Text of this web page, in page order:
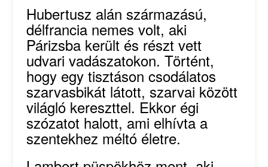
Hubertusz alán származású,
délfrancia nemes volt, aki
Párizsba került és részt vett
udvari vadászatokon. Történt,
hogy egy tisztáson csodálatos
szarvasbikát látott, szarvai között
világló kereszttel. Ekkor égi
szózatot halott, ami elhívta a
szentekhez méltó életre.